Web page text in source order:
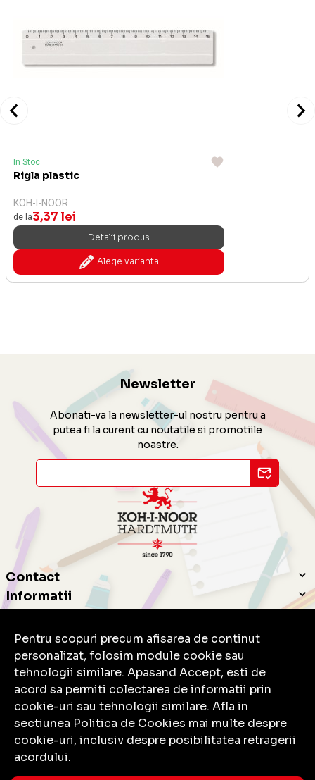
In Stoc
Rigla plastic
KOH-I-NOOR
de la3,37 lei
Detalii produs
Alege varianta
Contact
Informatii
Newsletter
Abonati-va la newsletter-ul nostru pentru a
putea fi la curent cu noutatile si promotiile
noastre.
© Copyright 2026 Koh-I-Noor.Toate drepturile rezervate.
Solutie eCommerce
Pentru scopuri precum afisarea de continut
personalizat, folosim module cookie sau
tehnologii similare. Apasand Accept, esti de
acord sa permiti colectarea de informatii prin
cookie-uri sau tehnologii similare. Afla in
sectiunea Politica de Cookies mai multe despre
cookie-uri, inclusiv despre posibilitatea retragerii
acordului.